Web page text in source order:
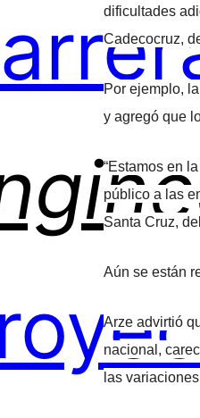
dificultades
Cadecocruz,
Por ejemplo,
y agregó que
“Estamos en
público a las
Santa Cruz,
Aún se están
Arze advirtió
nacional,
las